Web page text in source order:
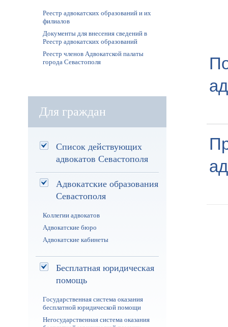
Реестр адвокатских образований и их
филиалов
Документы для внесения сведений в
Реестр адвокатских образований
Реестр членов Адвокатской палаты
города Севастополя
Для граждан
Список действующих
адвокатов Севастополя
Адвокатские образования
Севастополя
Коллегии адвокатов
Адвокатские бюро
Адвокатские кабинеты
Бесплатная юридическая
помощь
Государственная система оказания
бесплатной юридической помощи
Негосударственная система оказания